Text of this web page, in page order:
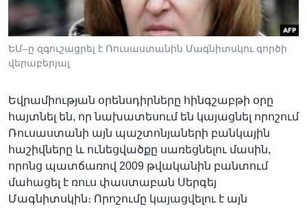
Լեզուներ
ԵՄ–ը զգուշացրել է Ռուսաստանին Մագնիտսկու գործի
վերաբերյալ
Եվրամիության օրենսդիրները հինգշաբթի օրը
հայտնել են, որ նախատեսում են կայացնել որոշում
Ռուսաստանի այն պաշտոնյաների բանկային
հաշիվները և ունեցվածքը սառեցնելու մասին,
որոնց պատճառով 2009 թվականին բանտում
մահացել է ռուս փաստաբան Սերգեյ
Մագնիտսկին։ Որոշումը կայացվելու է այն